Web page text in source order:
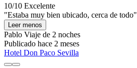
10/10 Excelente
"Estaba muy bien ubicado, cerca de todo"
Leer menos
Pablo Viaje de 2 noches
Publicado hace 2 meses
Hotel Don Paco Sevilla